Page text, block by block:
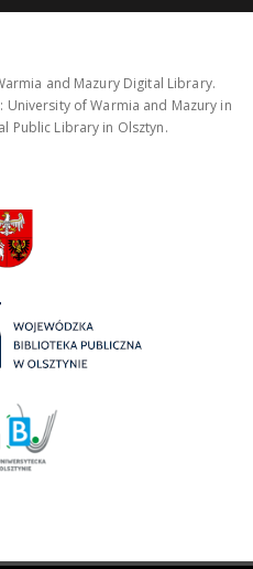
and Mazury Digital Library.
of Warmia and Mazury in
Public Library in Olsztyn.